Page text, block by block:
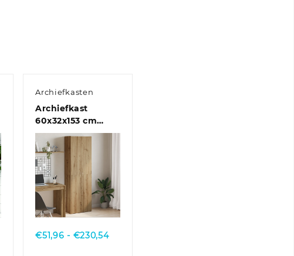
Archiefkasten
Archiefkast
60x32x153 cm
bewerkt hout
gerookt
eikenkleurig
Quick View
€51,96 - €230,54Prijsklasse: